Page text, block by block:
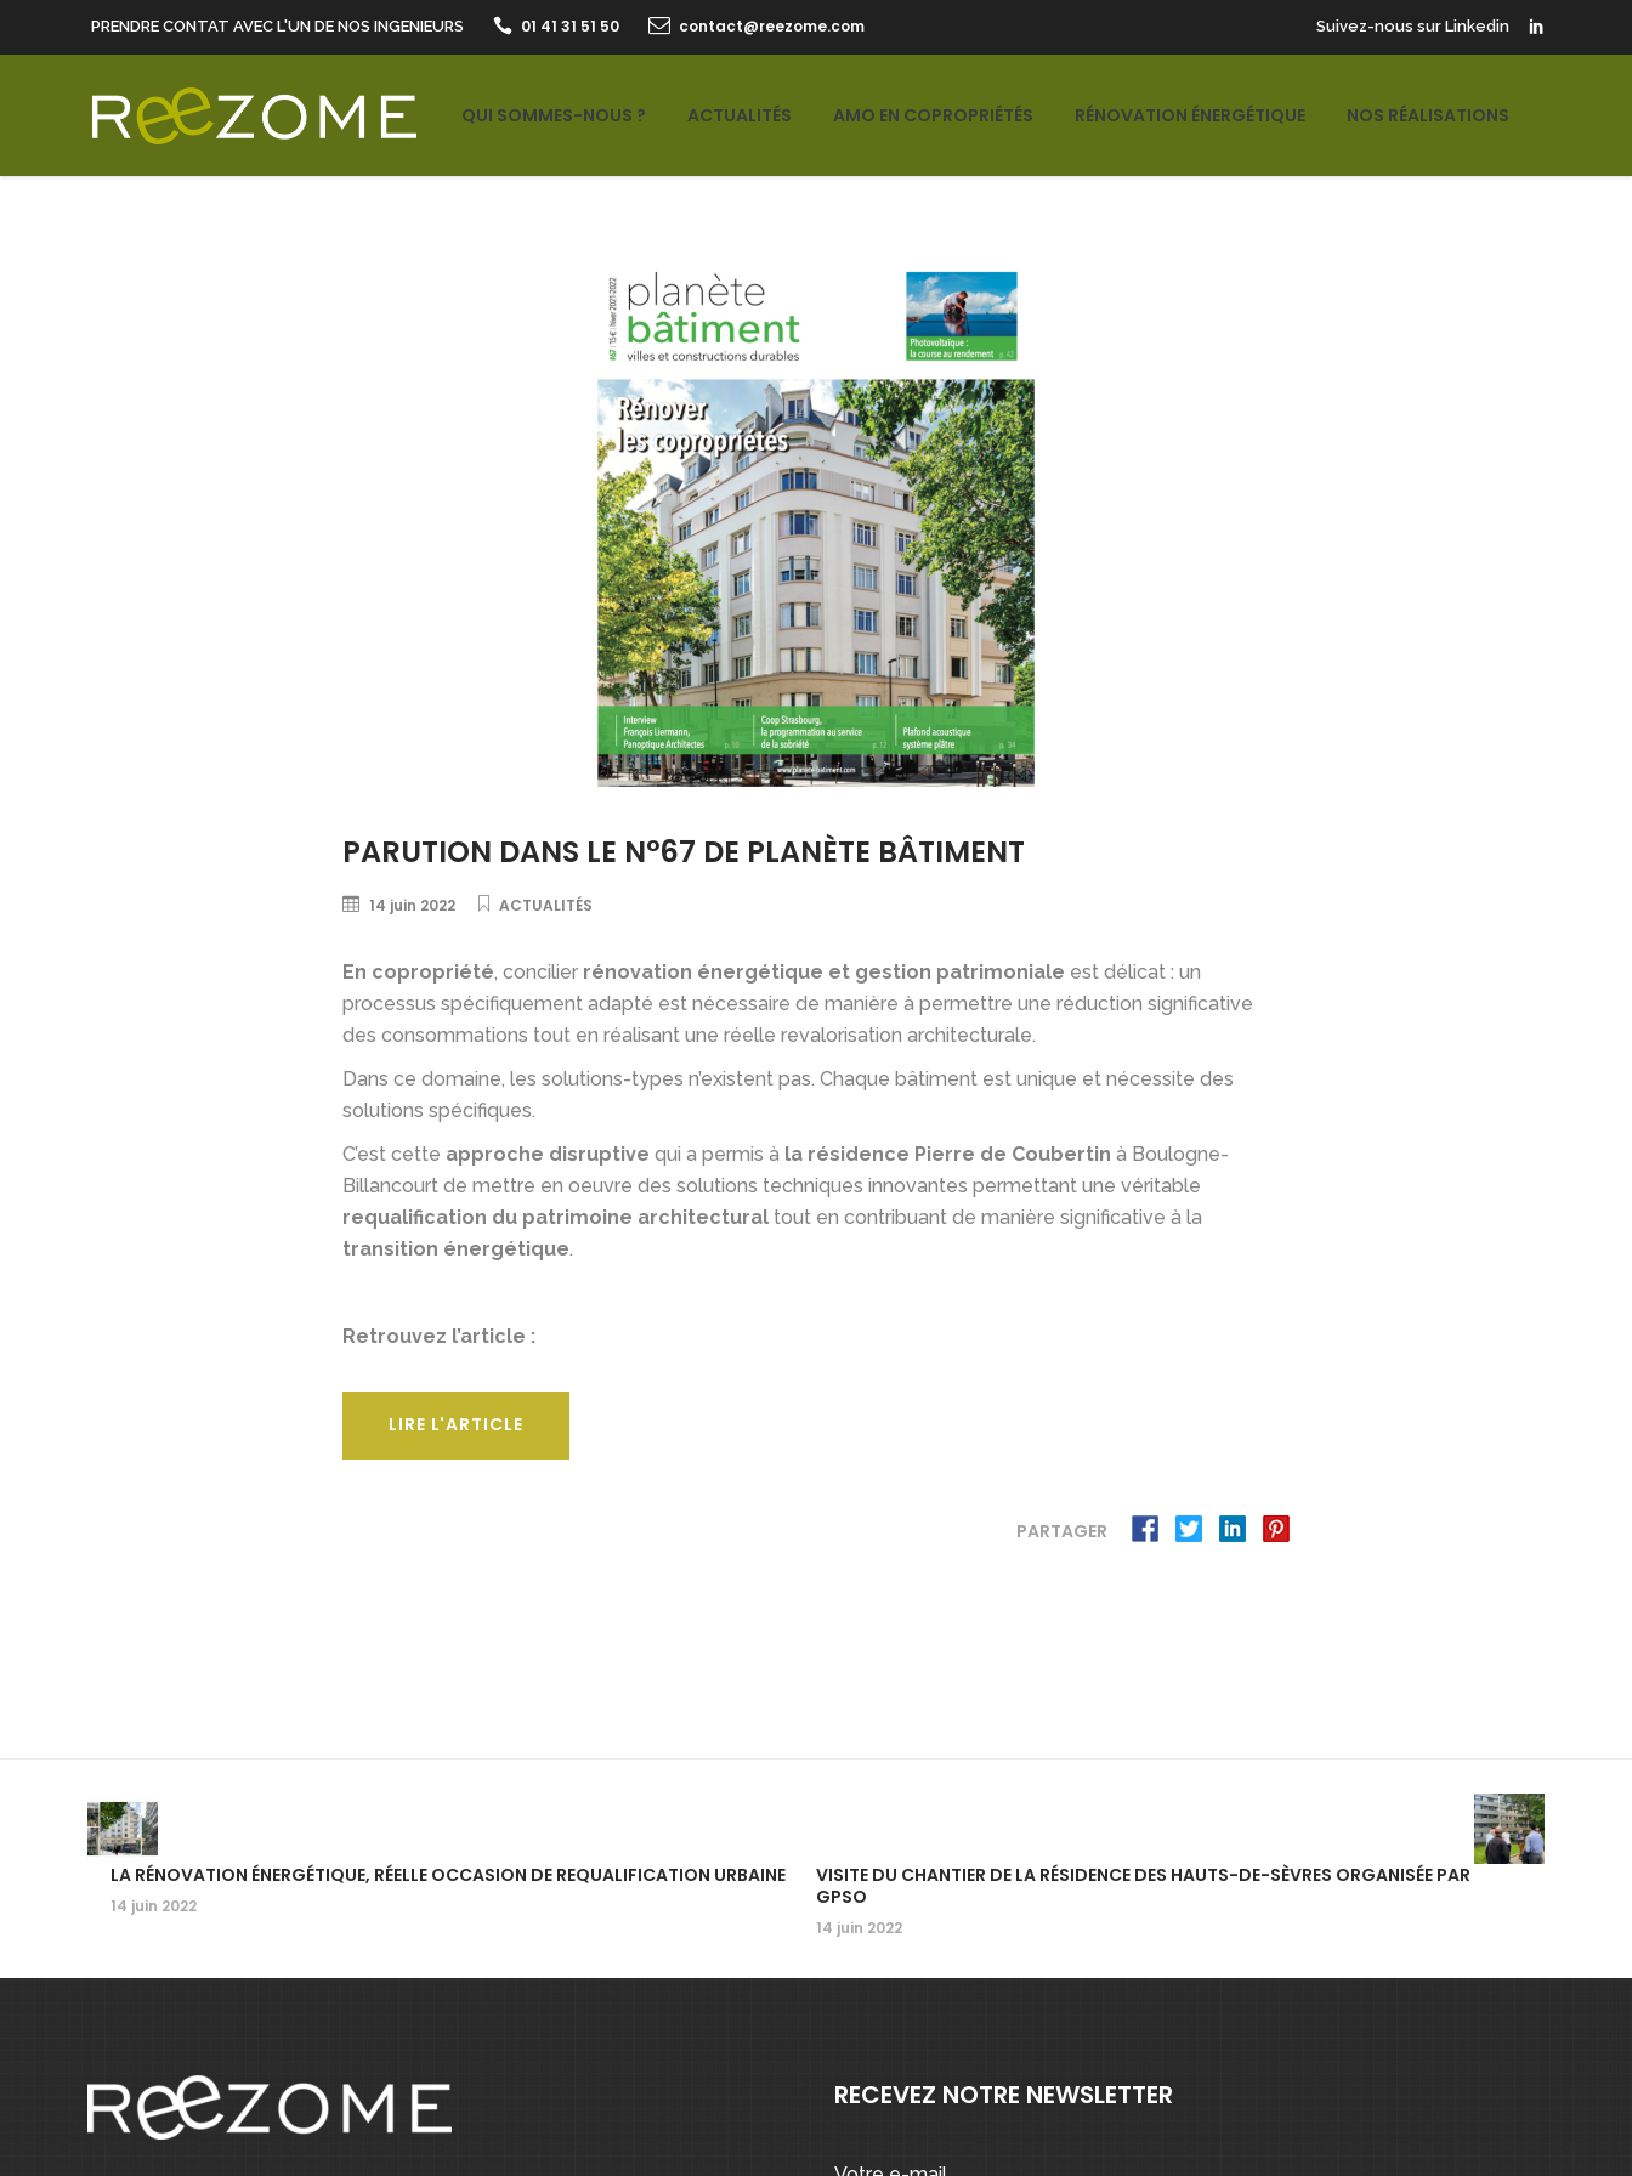
PRENDRE CONTAT AVEC L'UN DE NOS INGENIEURS 01 41 31 51 50 contact@reezome.com Suivez-nous sur Linkedin
QUI SOMMES-NOUS ? ACTUALITÉS AMO EN COPROPRIÉTÉS RÉNOVATION ÉNERGÉTIQUE NOS RÉALISATIONS
PARUTION DANS LE N°67 DE PLANÈTE BÂTIMENT
14 juin 2022 ACTUALITÉS
En copropriété, concilier rénovation énergétique et gestion patrimoniale est délicat : un
processus spécifiquement adapté est nécessaire de manière à permettre une réduction significative
des consommations tout en réalisant une réelle revalorisation architecturale.
Dans ce domaine, les solutions-types n’existent pas. Chaque bâtiment est unique et nécessite des
solutions spécifiques.
C’est cette approche disruptive qui a permis à la résidence Pierre de Coubertin à Boulogne-
Billancourt de mettre en oeuvre des solutions techniques innovantes permettant une véritable
requalification du patrimoine architectural tout en contribuant de manière significative à la
transition énergétique.
Retrouvez l’article :
LIRE L'ARTICLE
PARTAGER
LA RÉNOVATION ÉNERGÉTIQUE, RÉELLE OCCASION DE REQUALIFICATION URBAINE
14 juin 2022
VISITE DU CHANTIER DE LA RÉSIDENCE DES HAUTS-DE-SÈVRES ORGANISÉE PAR
GPSO
14 juin 2022
RECEVEZ NOTRE NEWSLETTER